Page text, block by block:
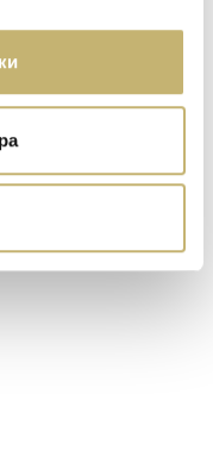
част от BORICA